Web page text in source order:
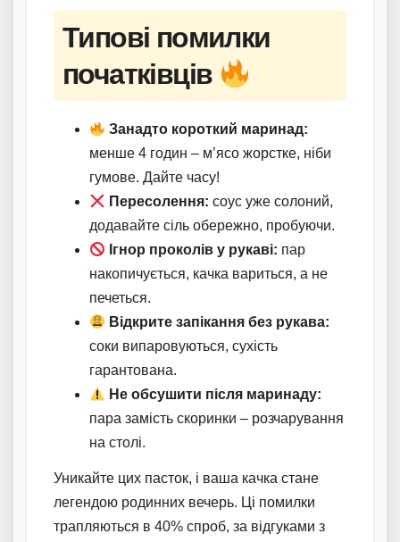
Типові помилки
початківців
Занадто короткий маринад:
менше 4 годин – м’ясо жорстке, ніби
гумове. Дайте часу!
Пересолення: соус уже солоний,
додавайте сіль обережно, пробуючи.
Ігнор проколів у рукаві: пар
накопичується, качка вариться, а не
печеться.
Відкрите запікання без рукава:
соки випаровуються, сухість
гарантована.
Не обсушити після маринаду:
пара замість скоринки – розчарування
на столі.
Уникайте цих пасток, і ваша качка стане
легендою родинних вечерь. Ці помилки
трапляються в 40% спроб, за відгуками з